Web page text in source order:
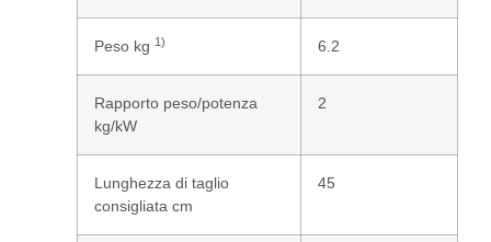
Peso kg 1) 6.2
Rapporto peso/potenza
kg/kW
2
Lunghezza di taglio
consigliata cm
45